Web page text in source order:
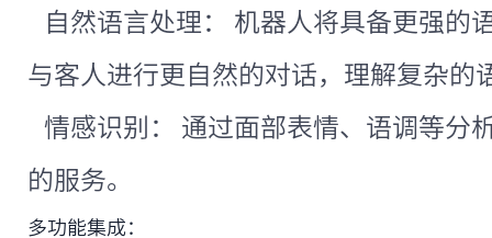
自然语言处理： 机器人将具备更强的
与客人进行更自然的对话，理解复杂的
情感识别： 通过面部表情、语调等分
的服务。
多功能集成：